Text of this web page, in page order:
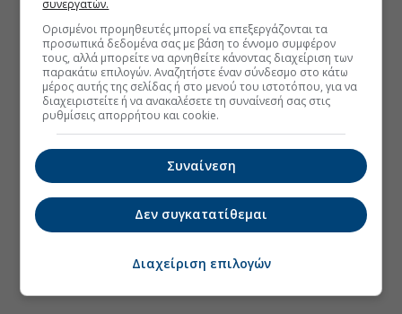
συνεργατών.
Ορισμένοι προμηθευτές μπορεί να επεξεργάζονται τα
προσωπικά δεδομένα σας με βάση το έννομο συμφέρον
τους, αλλά μπορείτε να αρνηθείτε κάνοντας διαχείριση των
παρακάτω επιλογών. Αναζητήστε έναν σύνδεσμο στο κάτω
μέρος αυτής της σελίδας ή στο μενού του ιστοτόπου, για να
διαχειριστείτε ή να ανακαλέσετε τη συναίνεσή σας στις
ρυθμίσεις απορρήτου και cookie.
Συναίνεση
Δεν συγκατατίθεμαι
Διαχείριση επιλογών